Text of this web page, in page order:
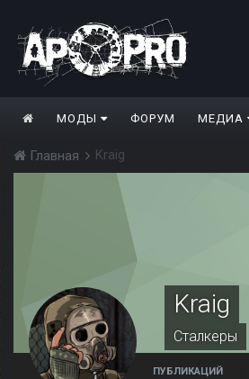
МОДЫ ФОРУМ МЕДИА
Главная Kraig
Kraig
Сталкеры
ПУБЛИКАЦИЙ